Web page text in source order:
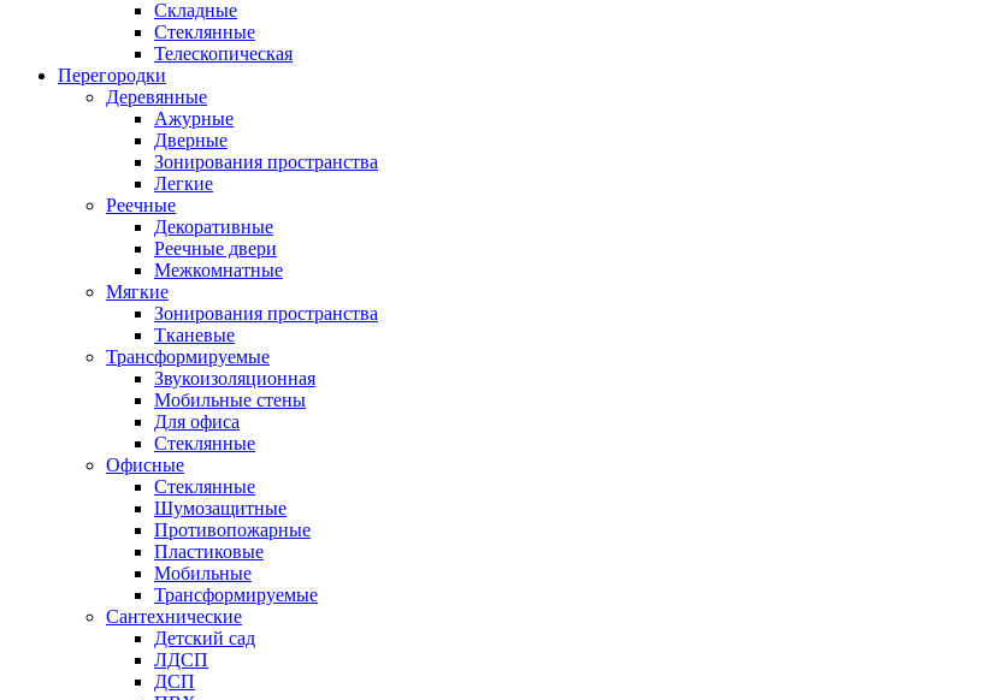
Складные
Стеклянные
Телескопическая
Перегородки
Деревянные
Ажурные
Дверные
Зонирования пространства
Легкие
Реечные
Декоративные
Реечные двери
Межкомнатные
Мягкие
Зонирования пространства
Тканевые
Трансформируемые
Звукоизоляционная
Мобильные стены
Для офиса
Стеклянные
Офисные
Стеклянные
Шумозащитные
Противопожарные
Пластиковые
Мобильные
Трансформируемые
Сантехнические
Детский сад
ЛДСП
ДСП